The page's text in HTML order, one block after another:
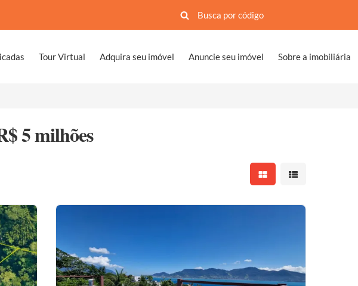
Tour Virtual Adquira seu imóvel Anuncie seu imóvel Sobre a imobiliária
5 milhões
Mostrar resultados em
Mostrar